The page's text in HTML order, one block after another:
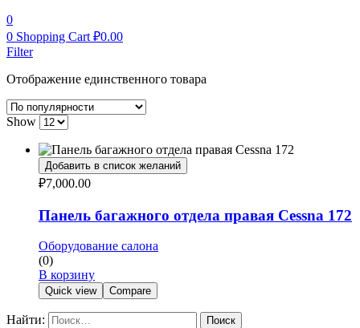
0
0 Shopping Cart ₽0.00
Filter
Отображение единственного товара
Show
Добавить в список желаний
₽7,000.00
Панель багажного отдела правая Cessna 172
Оборудование салона
(0)
В корзину
Quick view Compare
Найти: